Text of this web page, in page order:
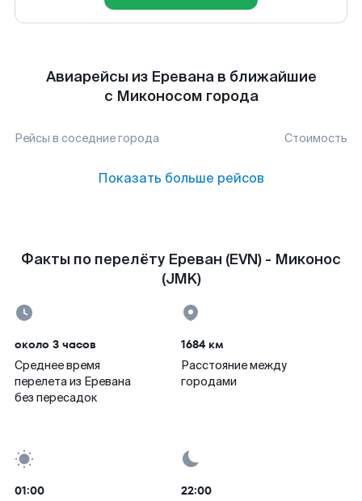
Авиарейсы из Еревана в ближайшие
с Миконосом города
Рейсы в соседние города Стоимость
Показать больше рейсов
Факты по перелёту Ереван (EVN) - Миконос
(JMK)
около 3 часов
Среднее время
перелета из Еревана
без пересадок
1684 км
Расстояние между
городами
01:00 22:00